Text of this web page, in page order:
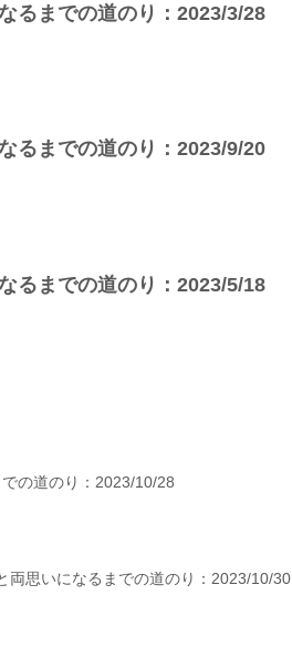
るまでの道のり：2023/3/28
るまでの道のり：2023/9/20
るまでの道のり：2023/5/18
の道のり：2023/10/28
両思いになるまでの道のり：2023/10/30